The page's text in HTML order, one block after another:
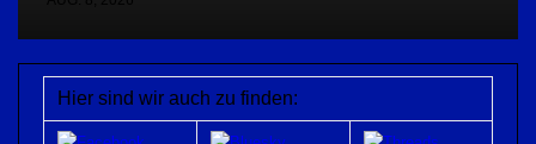
Hier sind wir auch zu finden: